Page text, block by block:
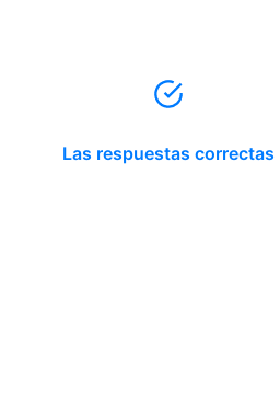
Las respuestas correctas